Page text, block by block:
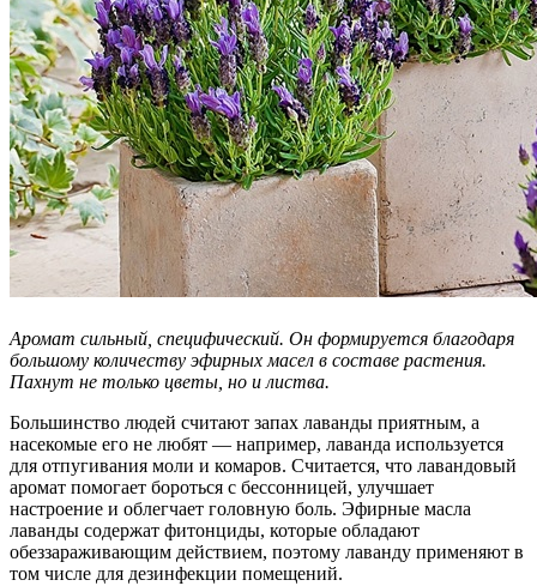
Аромат сильный, специфический. Он формируется благодаря
большому количеству эфирных масел в составе растения.
Пахнут не только цветы, но и листва.
Большинство людей считают запах лаванды приятным, а
насекомые его не любят — например, лаванда используется
для отпугивания моли и комаров. Считается, что лавандовый
аромат помогает бороться с бессонницей, улучшает
настроение и облегчает головную боль. Эфирные масла
лаванды содержат фитонциды, которые обладают
обеззараживающим действием, поэтому лаванду применяют в
том числе для дезинфекции помещений.